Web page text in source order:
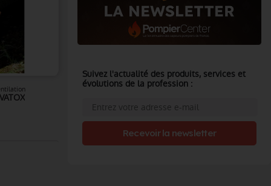
Suivez l'actualité des produits, services et
évolutions de la profession :
Recevoir la newsletter